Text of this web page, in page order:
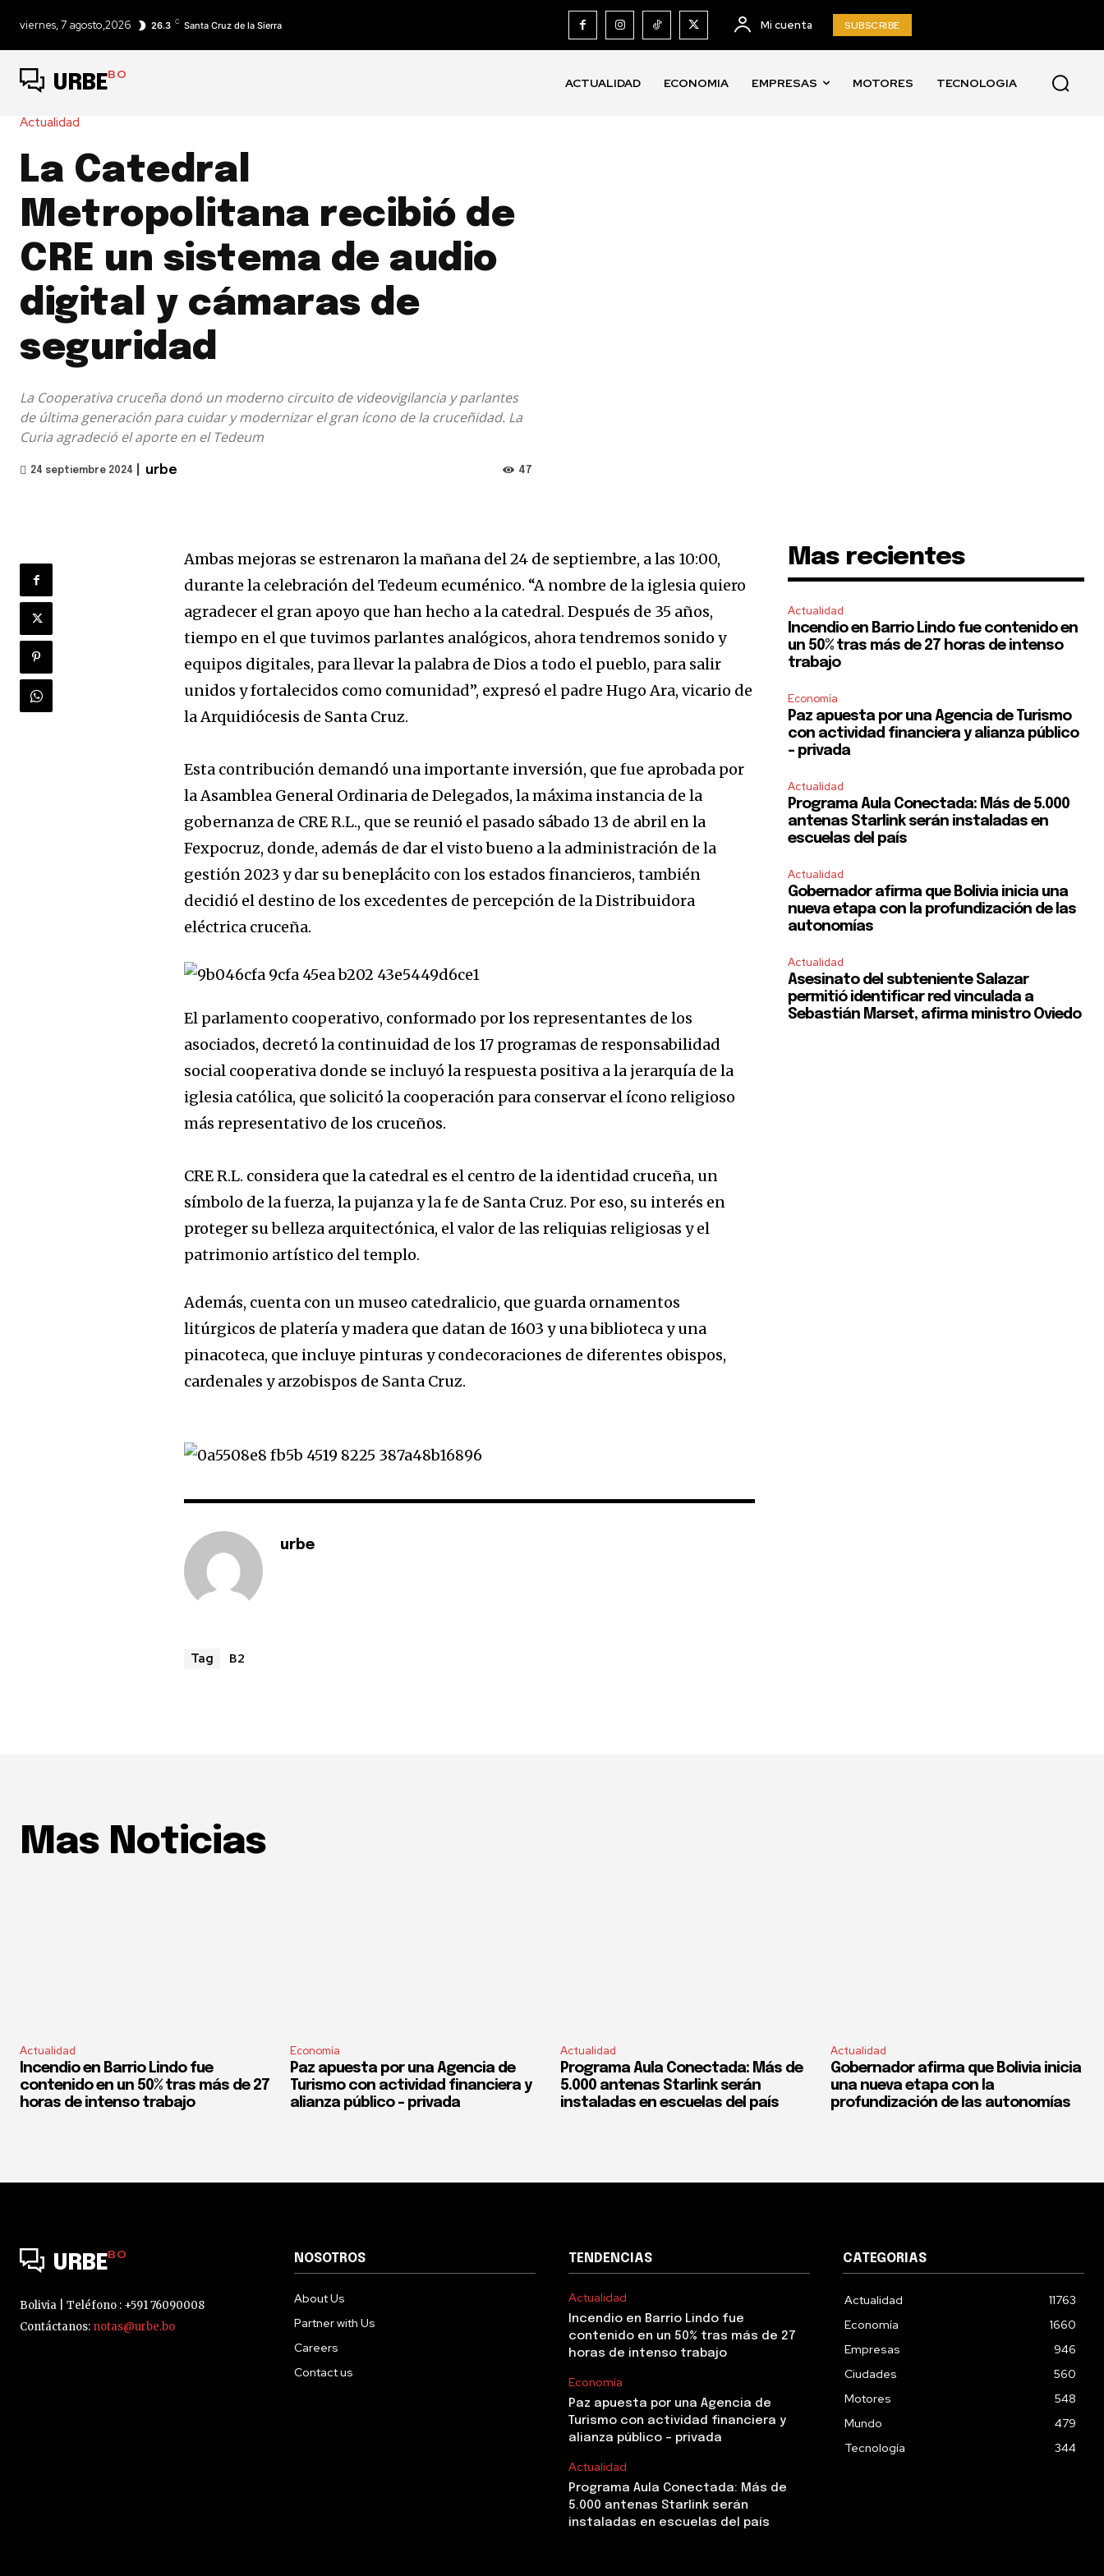
viernes, 7 agosto,2026 26.3 C Santa Cruz de la Sierra Mi cuenta SUBSCRIBE
URBEBO
ACTUALIDAD ECONOMIA EMPRESAS MOTORES TECNOLOGIA
Actualidad
La Catedral
Metropolitana recibió de
CRE un sistema de audio
digital y cámaras de
seguridad
La Cooperativa cruceña donó un moderno circuito de videovigilancia y parlantes
de última generación para cuidar y modernizar el gran ícono de la cruceñidad. La
Curia agradeció el aporte en el Tedeum
24 septiembre 2024 urbe 47
Ambas mejoras se estrenaron la mañana del 24 de septiembre, a las 10:00,
durante la celebración del Tedeum ecuménico. “A nombre de la iglesia quiero
agradecer el gran apoyo que han hecho a la catedral. Después de 35 años,
tiempo en el que tuvimos parlantes analógicos, ahora tendremos sonido y
equipos digitales, para llevar la palabra de Dios a todo el pueblo, para salir
unidos y fortalecidos como comunidad”, expresó el padre Hugo Ara, vicario de
la Arquidiócesis de Santa Cruz.
Esta contribución demandó una importante inversión, que fue aprobada por
la Asamblea General Ordinaria de Delegados, la máxima instancia de la
gobernanza de CRE R.L., que se reunió el pasado sábado 13 de abril en la
Fexpocruz, donde, además de dar el visto bueno a la administración de la
gestión 2023 y dar su beneplácito con los estados financieros, también
decidió el destino de los excedentes de percepción de la Distribuidora
eléctrica cruceña.
El parlamento cooperativo, conformado por los representantes de los
asociados, decretó la continuidad de los 17 programas de responsabilidad
social cooperativa donde se incluyó la respuesta positiva a la jerarquía de la
iglesia católica, que solicitó la cooperación para conservar el ícono religioso
más representativo de los cruceños.
CRE R.L. considera que la catedral es el centro de la identidad cruceña, un
símbolo de la fuerza, la pujanza y la fe de Santa Cruz. Por eso, su interés en
proteger su belleza arquitectónica, el valor de las reliquias religiosas y el
patrimonio artístico del templo.
Además, cuenta con un museo catedralicio, que guarda ornamentos
litúrgicos de platería y madera que datan de 1603 y una biblioteca y una
pinacoteca, que incluye pinturas y condecoraciones de diferentes obispos,
cardenales y arzobispos de Santa Cruz.
urbe
Tag B2
Mas recientes
Actualidad
Incendio en Barrio Lindo fue contenido en
un 50% tras más de 27 horas de intenso
trabajo
Economía
Paz apuesta por una Agencia de Turismo
con actividad financiera y alianza público
– privada
Actualidad
Programa Aula Conectada: Más de 5.000
antenas Starlink serán instaladas en
escuelas del país
Actualidad
Gobernador afirma que Bolivia inicia una
nueva etapa con la profundización de las
autonomías
Actualidad
Asesinato del subteniente Salazar
permitió identificar red vinculada a
Sebastián Marset, afirma ministro Oviedo
Mas Noticias
Actualidad
Incendio en Barrio Lindo fue
contenido en un 50% tras más de 27
horas de intenso trabajo
Economía
Paz apuesta por una Agencia de
Turismo con actividad financiera y
alianza público – privada
Actualidad
Programa Aula Conectada: Más de
5.000 antenas Starlink serán
instaladas en escuelas del país
Actualidad
Gobernador afirma que Bolivia inicia
una nueva etapa con la
profundización de las autonomías
URBEBO
Bolivia | Teléfono : +591 76090008
Contáctanos: notas@urbe.bo
NOSOTROS
About Us
Partner with Us
Careers
Contact us
TENDENCIAS
Actualidad
Incendio en Barrio Lindo fue
contenido en un 50% tras más de 27
horas de intenso trabajo
Economía
Paz apuesta por una Agencia de
Turismo con actividad financiera y
alianza público – privada
Actualidad
Programa Aula Conectada: Más de
5.000 antenas Starlink serán
instaladas en escuelas del país
CATEGORIAS
Actualidad
11763
Economía
1660
Empresas
946
Ciudades
560
Motores
548
Mundo
479
Tecnología
344